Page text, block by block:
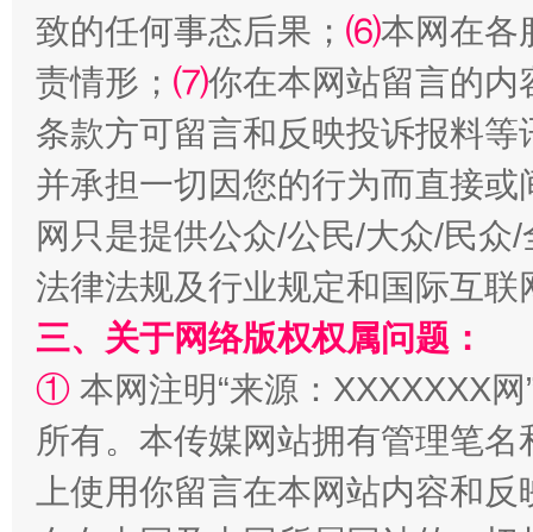
全民健身五年计划来了！等你上场
致的任何事态后果； ⑹本网在各
责情形； ⑺你在本网站留言的内
条款方可留言和反映投诉报料
并承担一切因您的行为而直接
网只是提供公众/公民/大众/民
法律法规及行业规定和国际互
三、关于网络版权权属问题：
① 本网注明“来源：XXXXXXX
所有。本传媒网站拥有管理笔
上使用你留言在本网站内容和